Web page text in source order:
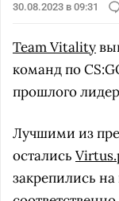
30.08.2023 в 09:31
Team Vitality
команд по
прошлого
Лучшими из
остались
закрепились